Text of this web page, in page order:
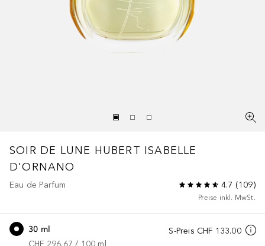
SOIR DE LUNE HUBERT ISABELLE
D'ORNANO
Eau de Parfum 4.7 (109)
Preise inkl. MwSt.
S-Preis CHF 133.00
30 ml
CHF 296.67 / 100 ml